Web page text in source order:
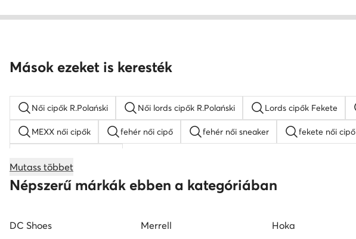
Mások ezeket is keresték
Női cipők R.Polański Női lords cipők R.Polański Lords cipők Fekete
MEXX női cipők fehér női cipő fehér női sneaker fekete női cipő
női magasszárú tornacipők Nine West női cipők
Mutass többet
Népszerű márkák ebben a kategóriában
DC Shoes Merrell Hoka